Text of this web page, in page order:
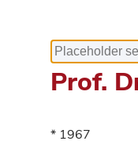
Prof.
* 1967